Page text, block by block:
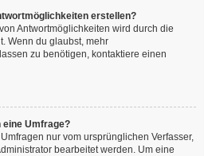
erstellen?
Antwortmöglichkeiten wird durch die
Wenn du glaubst, mehr
zu benötigen, kontaktiere einen
eine Umfrage?
nur vom ursprünglichen Verfasser,
bearbeitet werden. Um eine